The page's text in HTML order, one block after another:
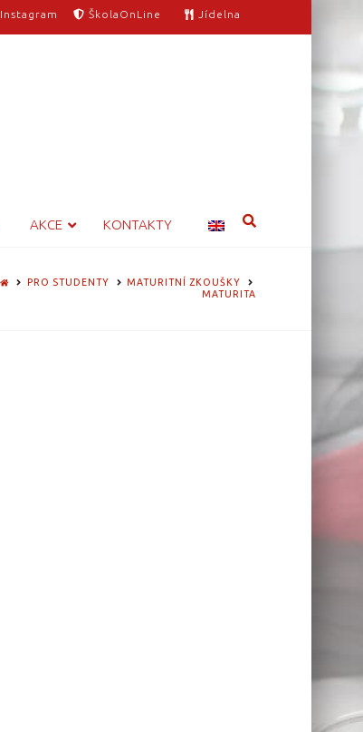
Instagram ŠkolaOnLine Jídelna
AKCE KONTAKTY
HOMEPRO STUDENTY
MATURITNÍ ZKOUŠKY
MATURITA